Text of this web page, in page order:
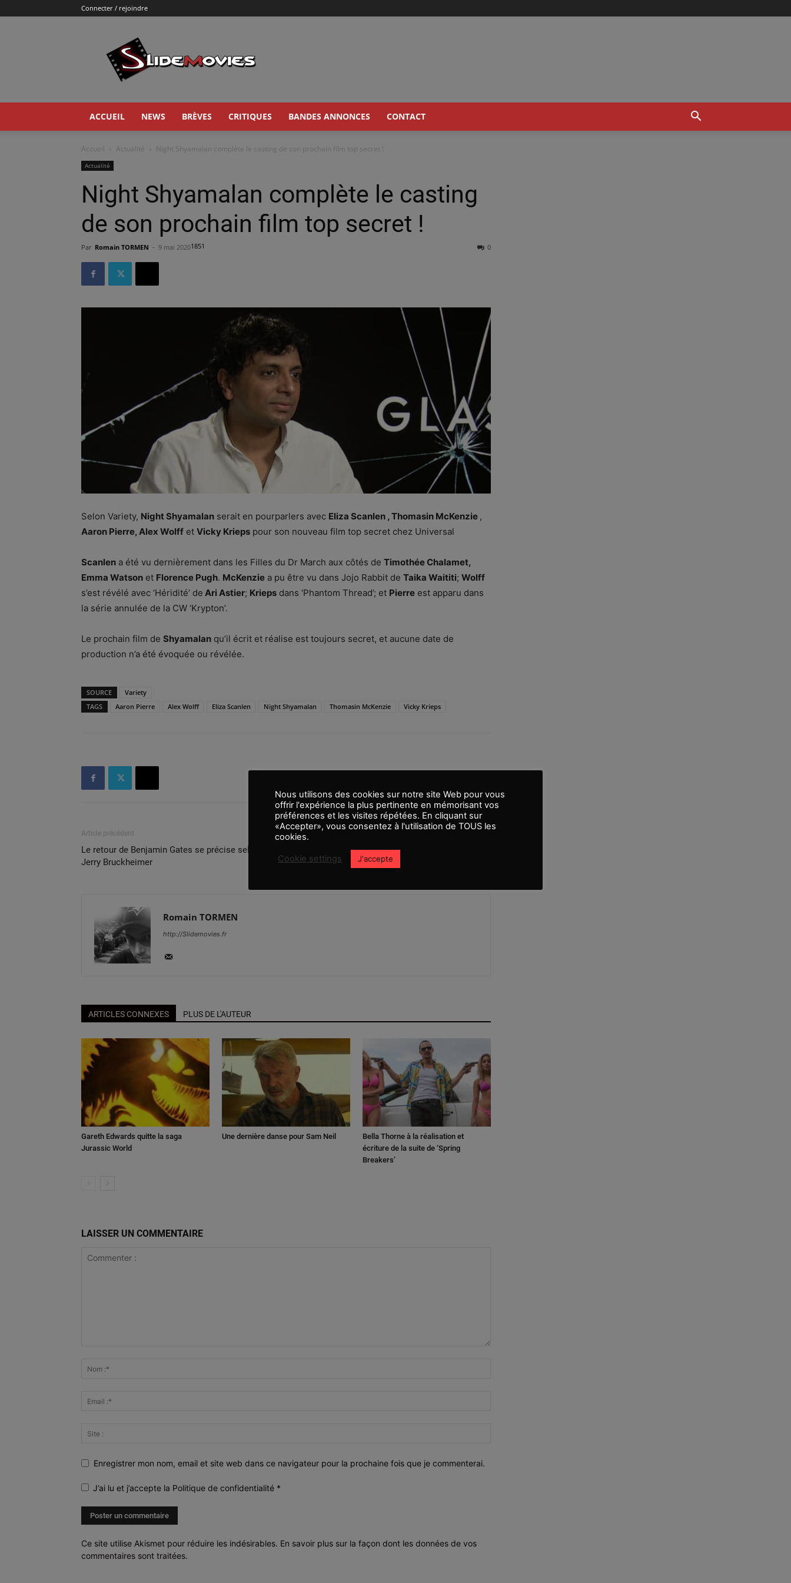
Connecter / rejoindre
ACCUEIL NEWS BRÈVES CRITIQUES BANDES ANNONCES CONTACT
Accueil Actualité Night Shyamalan complète le casting de son prochain film top secret !
Actualité
Night Shyamalan complète le casting
de son prochain film top secret !
Par Romain TORMEN - 9 mai 2020 0
1851
Selon Variety, Night Shyamalan serait en pourparlers avec Eliza Scanlen , Thomasin McKenzie ,
Aaron Pierre, Alex Wolff et Vicky Krieps pour son nouveau film top secret chez Universal
Scanlen a été vu dernièrement dans les Filles du Dr March aux côtés de Timothée Chalamet,
Emma Watson et Florence Pugh. McKenzie a pu être vu dans Jojo Rabbit de Taika Waititi; Wolff
s’est révélé avec ‘Héridité’ de Ari Astier; Krieps dans ‘Phantom Thread’; et Pierre est apparu dans
la série annulée de la CW ‘Krypton’.
Le prochain film de Shyamalan qu’il écrit et réalise est toujours secret, et aucune date de
production n’a été évoquée ou révélée.
SOURCE
Variety
TAGS
Aaron Pierre Alex Wolff Eliza Scanlen Night Shyamalan Thomasin McKenzie Vicky Krieps
Article précédent
Le retour de Benjamin Gates se précise selon
Jerry Bruckheimer
‘Les Nouveaux Mutants’ sortie VOD ou cinéma ?
Romain TORMEN
http://Slidemovies.fr
ARTICLES CONNEXES PLUS DE L'AUTEUR
Gareth Edwards quitte la saga
Jurassic World
Une dernière danse pour Sam Neil
Bella Thorne à la réalisation et
écriture de la suite de ‘Spring
Breakers’
LAISSER UN COMMENTAIRE
Enregistrer mon nom, email et site web dans ce navigateur pour la prochaine fois que je commenterai.
J’ai lu et j’accepte la Politique de confidentialité *
Ce site utilise Akismet pour réduire les indésirables. En savoir plus sur la façon dont les données de vos
commentaires sont traitées.
Nous utilisons des cookies sur notre site Web pour vous
offrir l'expérience la plus pertinente en mémorisant vos
préférences et les visites répétées. En cliquant sur
«Accepter», vous consentez à l'utilisation de TOUS les
cookies.
Cookie settings J'accepte